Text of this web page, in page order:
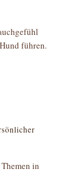
führen.
in